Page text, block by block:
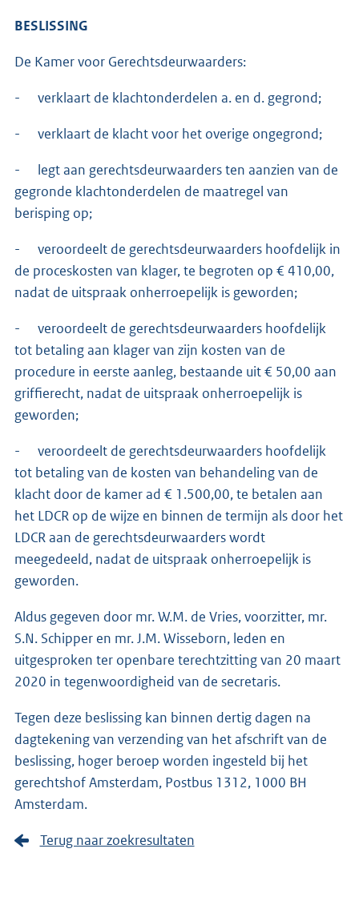
BESLISSING
De Kamer voor Gerechtsdeurwaarders:
- verklaart de klachtonderdelen a. en d. gegrond;
- verklaart de klacht voor het overige ongegrond;
- legt aan gerechtsdeurwaarders ten aanzien van de
gegronde klachtonderdelen de maatregel van
berisping op;
- veroordeelt de gerechtsdeurwaarders hoofdelijk in
de proceskosten van klager, te begroten op € 410,00,
nadat de uitspraak onherroepelijk is geworden;
- veroordeelt de gerechtsdeurwaarders hoofdelijk
tot betaling aan klager van zijn kosten van de
procedure in eerste aanleg, bestaande uit € 50,00 aan
griffierecht, nadat de uitspraak onherroepelijk is
geworden;
- veroordeelt de gerechtsdeurwaarders hoofdelijk
tot betaling van de kosten van behandeling van de
klacht door de kamer ad € 1.500,00, te betalen aan
het LDCR op de wijze en binnen de termijn als door het
LDCR aan de gerechtsdeurwaarders wordt
meegedeeld, nadat de uitspraak onherroepelijk is
geworden.
Aldus gegeven door mr. W.M. de Vries, voorzitter, mr.
S.N. Schipper en mr. J.M. Wisseborn, leden en
uitgesproken ter openbare terechtzitting van 20 maart
2020 in tegenwoordigheid van de secretaris.
Tegen deze beslissing kan binnen dertig dagen na
dagtekening van verzending van het afschrift van de
beslissing, hoger beroep worden ingesteld bij het
gerechtshof Amsterdam, Postbus 1312, 1000 BH
Amsterdam.
Terug naar zoekresultaten